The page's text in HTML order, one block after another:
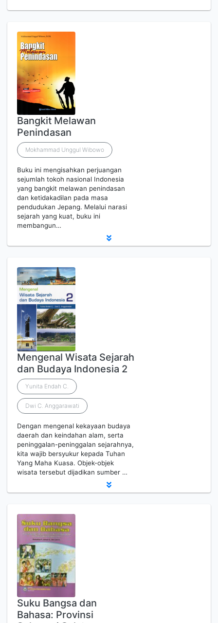
Bangkit Melawan
Penindasan
Mokhammad Unggul Wibowo
Buku ini mengisahkan perjuangan
sejumlah tokoh nasional Indonesia
yang bangkit melawan penindasan
dan ketidakadilan pada masa
pendudukan Jepang. Melalui narasi
sejarah yang kuat, buku ini
membangun…
Mengenal Wisata Sejarah
dan Budaya Indonesia 2
Yunita Endah C.
Dwi C. Anggarawati
Dengan mengenal kekayaan budaya
daerah dan keindahan alam, serta
peninggalan-peninggalan sejarahnya,
kita wajib bersyukur kepada Tuhan
Yang Maha Kuasa. Objek-objek
wisata tersebut dijadikan sumber …
Suku Bangsa dan
Bahasa: Provinsi